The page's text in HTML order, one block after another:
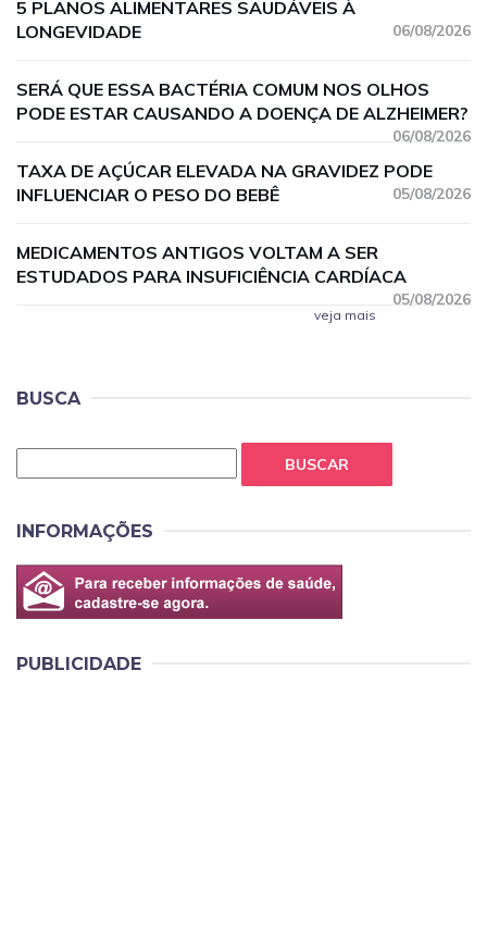
5 PLANOS ALIMENTARES SAUDÁVEIS À
LONGEVIDADE
06/08/2026
SERÁ QUE ESSA BACTÉRIA COMUM NOS OLHOS
PODE ESTAR CAUSANDO A DOENÇA DE ALZHEIMER?
06/08/2026
TAXA DE AÇÚCAR ELEVADA NA GRAVIDEZ PODE
INFLUENCIAR O PESO DO BEBÊ
05/08/2026
MEDICAMENTOS ANTIGOS VOLTAM A SER
ESTUDADOS PARA INSUFICIÊNCIA CARDÍACA
05/08/2026
veja mais
BUSCA
BUSCAR
INFORMAÇÕES
PUBLICIDADE